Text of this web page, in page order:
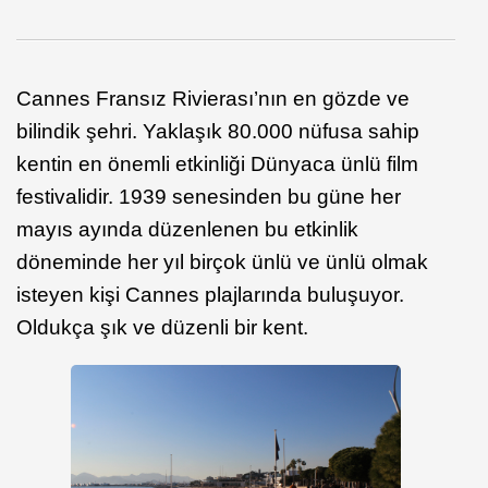
Cannes Fransız Rivierası’nın en gözde ve
bilindik şehri. Yaklaşık 80.000 nüfusa sahip
kentin en önemli etkinliği Dünyaca ünlü film
festivalidir. 1939 senesinden bu güne her
mayıs ayında düzenlenen bu etkinlik
döneminde her yıl birçok ünlü ve ünlü olmak
isteyen kişi Cannes plajlarında buluşuyor.
Oldukça şık ve düzenli bir kent.